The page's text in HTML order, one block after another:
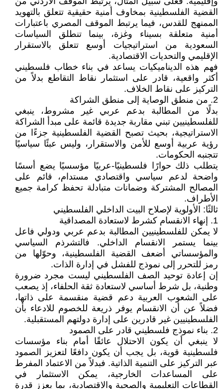
القضية الفلسطينية بمخاوف أمنية حقيقية تتعلق بالتهويد
الممنهج للقدس، فيما يرتبط الموقف المصري باعتبارات
أمنية متعلقة بسيناء وغزة، بينما تنطلق السياسات
السعودية من استراتيجيات أوسع تتعلق بالاستقرار
الإقليمي والتحديات الاقتصادية.
فهم هذه الديناميكيات يساعد في بناء خطاب فلسطيني
أكثر واقعية، قادر على استثمار نقاط التقاطع بدلاً من
التركيز على نقاط الخلاف.
2. من منطق الوصاية إلى منطق الشراكة
بدلًا من المطالبة بدعم عربي غير مشروط، ينبغي
للفلسطينيين تبني مقاربة جديدة قائمة على مبدأ الشراكة
الاستراتيجية، بحيث تصبح القضية الفلسطينية جزءًا من
رؤية عربية أوسع للأمن والاستقرار، وليس عبئًا سياسيًا
تتجنبه الحكومات.
يتطلب ذلك حوارًا فلسطينيًا-عربيًا مؤسسيًا يضع أسسًا
واضحة لدعم سياسي واقتصادي مستدام، قائم على
المصالح المشتركة وضمانات متبادلة تحفظ كرامة جميع
الأطراف.
ثالثًا: الأولوية لإصلاح البيت الداخلي الفلسطيني
1. إنهاء الانقسام كشرط لاستعادة المصداقية
لا يمكن للفلسطينيين المطالبة بدعم عربي ودولي فاعل
بينما يستمر الانقسام الداخلي. فالتشرذم السياسي
والمؤسساتي أضعف القضية الفلسطينية، وحوّلها من
رمز للتحرر إلى نموذج للفشل في إدارة الذات.
إن إعادة توحيد الصف الفلسطيني ليست مجرد ضرورة
وطنية، بل شرط أساسي لاستعادة ثقة الحلفاء، إذ يصعب
على الشعوب العربية دعم قضية منقسمة على ذاتها،
فضلاً عن أن الانقسام يوفر ذريعة للخصوم للادعاء بأن
الفلسطينيين غير قادرين على إدارة دولتهم المستقبلية.
2. بناء نموذج فلسطيني قادر على الصمود
لا ينبغي أن يكون الاحتلال عائقًا أمام بناء مؤسسات
فلسطينية قوية، بل يجب أن يكون دافعًا لتعزيز الصمود
عبر التركيز على التنمية الذاتية. فبدلاً من الاعتماد المفرط
على المساعدات الخارجية، يمكن الاستثمار في
القطاعات التعليمية والصحية والاقتصادية، بما يعزز قدرة